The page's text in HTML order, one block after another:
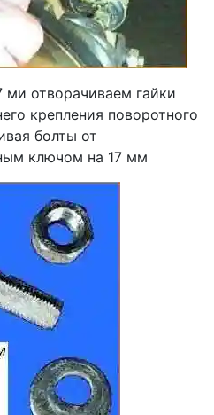
отворачиваем гайки
крепления поворотного
болты от
ключом на 17 мм